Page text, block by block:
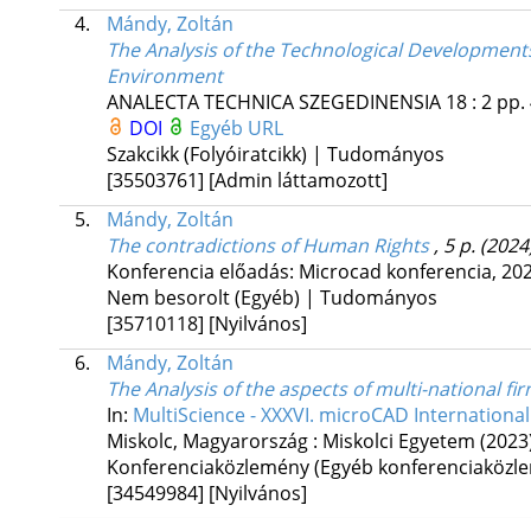
4.
Mándy, Zoltán
The Analysis of the Technological
Environment
ANALECTA TECHNICA SZEGEDINENSIA 18: 2 pp.
DOI
Egyéb URL
Szakcikk (Folyóiratcikk) | Tudományos
[35503761] [Admin láttamozott]
5.
Mándy, Zoltán
The contradictions of Human Rights, 5 p.
Konferencia előadás: Microcad konferencia,
Nem besorolt (Egyéb) | Tudományos
[35710118] [Nyilvános]
6.
Mándy, Zoltán
The Analysis of the aspects of multi-national
In: MultiScience - XXXVI. microCAD
Miskolc, Magyarország : Miskolci Egyetem
Konferenciaközlemény (Egyéb
[34549984] [Nyilvános]